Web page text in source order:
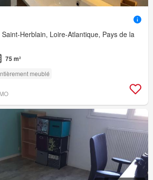
Herblain, Loire-Atlantique, Pays de la
75 m²
meublé